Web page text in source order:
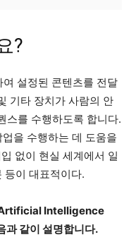
?
설정된 콘텐츠를 전달
기타 장치가 사람의 안
스를 수행하도록 합니다.
을 수행하는 데 도움을
없이 현실 세계에서 일
등이 대표적이다.
Intelligence
같이 설명합니다.